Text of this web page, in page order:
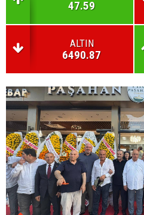
47.59
ALTIN
6490.87